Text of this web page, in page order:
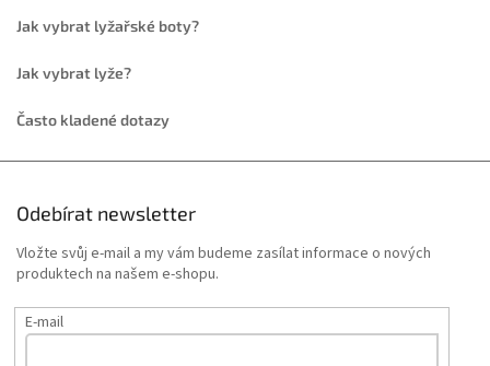
Jak vybrat lyžařské boty?
Jak vybrat lyže?
Často kladené dotazy
Odebírat newsletter
Vložte svůj e-mail a my vám budeme zasílat informace o nových
produktech na našem e-shopu.
E-mail